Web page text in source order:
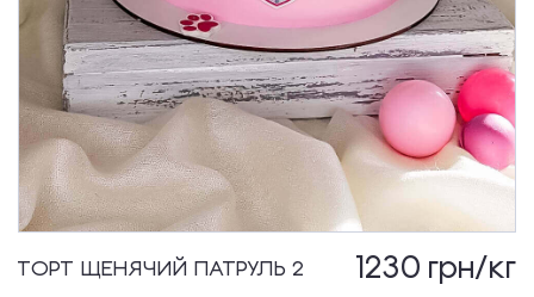
ТОРТ ЩЕНЯЧИЙ ПАТРУЛЬ 2 1230 грн/кг